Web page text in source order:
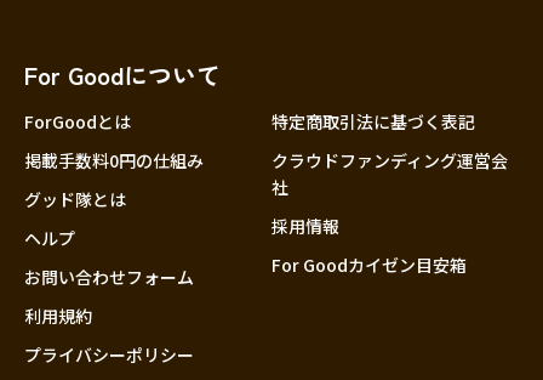
大分
For Goodについて
ForGoodとは
掲載手数料0円の仕組み
グッド隊とは
ヘルプ
お問い合わせフォーム
利用規約
プライバシーポリシー
特定商取引法に基づく表記
クラウドファンディング運営会
社
採用情報
For Goodカイゼン目安箱